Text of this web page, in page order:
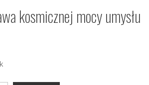
kosmicznej mocy umysłu